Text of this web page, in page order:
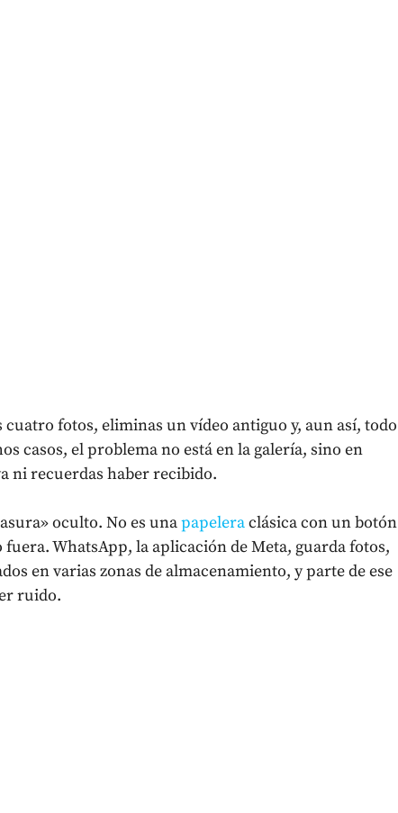
cuatro fotos, eliminas un vídeo antiguo y, aun así, todo
casos, el problema no está en la galería, sino en
ni recuerdas haber recibido.
oculto. No es unapapeleraclásica con un botón
WhatsApp, la aplicación de Meta, guarda fotos,
en varias zonas de almacenamiento, y parte de ese
ruido.